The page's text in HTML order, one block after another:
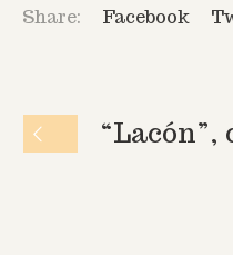
Share: Facebook